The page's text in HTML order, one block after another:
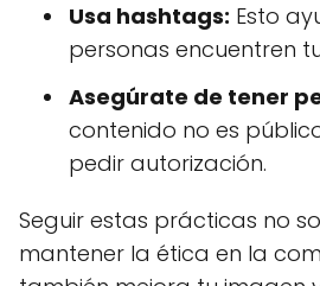
Usa hashtags: Esto
personas encuentren
Asegúrate de tener
contenido no es
pedir autorización.
Seguir estas prácticas no
mantener la ética en la